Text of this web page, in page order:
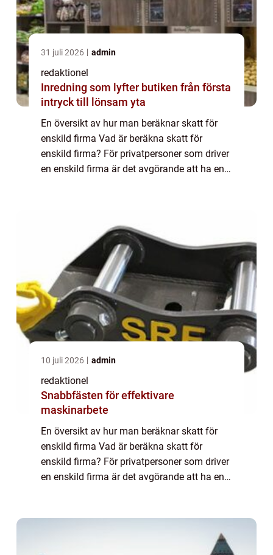
31 juli 2026 admin
redaktionel
Inredning som lyfter butiken från första
intryck till lönsam yta
En översikt av hur man beräknar skatt för
enskild firma Vad är beräkna skatt för
enskild firma? För privatpersoner som driver
en enskild firma är det avgörande att ha en
10 juli 2026 admin
redaktionel
Snabbfästen för effektivare
maskinarbete
En översikt av hur man beräknar skatt för
enskild firma Vad är beräkna skatt för
enskild firma? För privatpersoner som driver
en enskild firma är det avgörande att ha en